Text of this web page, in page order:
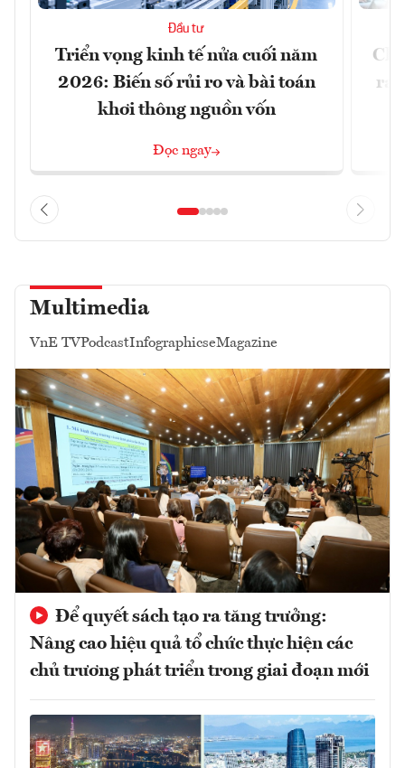
Đầu tư
Triển vọng kinh tế nửa cuối năm
2026: Biến số rủi ro và bài toán
khơi thông nguồn vốn
Đọc ngay
ra
Multimedia
VnE TVPodcastInfographicseMagazine
Để quyết sách tạo ra tăng trưởng:
Nâng cao hiệu quả tổ chức thực hiện các
chủ trương phát triển trong giai đoạn mới